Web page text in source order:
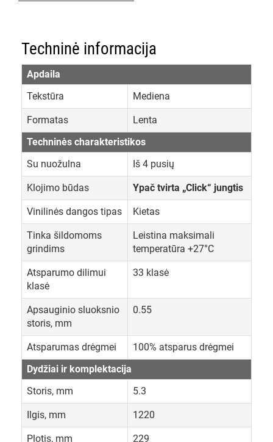
Techninė informacija
Apdaila
Tekstūra
Mediena
Formatas
Lenta
Techninės charakteristikos
Su nuožulna
Iš 4 pusių
Klojimo būdas Ypač tvirta „Click“ jungtis
Vinilinės dangos tipas Kietas
Tinka šildomoms
grindims
Leistina maksimali
temperatūra +27°C
Atsparumo dilimui
klasė
33 klasė
Apsauginio sluoksnio
storis, mm
0.55
Atsparumas drėgmei
100% atsparus drėgmei
Dydžiai ir komplektacija
Storis, mm
5.3
Ilgis, mm 1220
Plotis, mm 229